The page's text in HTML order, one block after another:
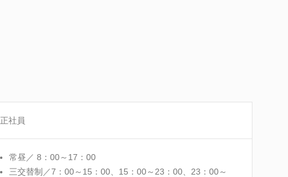
正社員
常昼／ 8：00～17：00
三交替制／7：00～15：00、15：00～23：00、23：00～